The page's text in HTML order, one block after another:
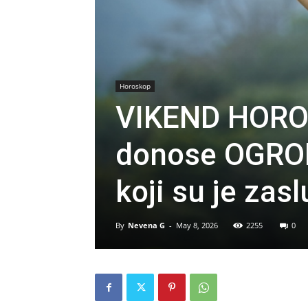
Horoskop
VIKEND
donose
koji su je
By Nevena G - May 8, 2026 2255 0